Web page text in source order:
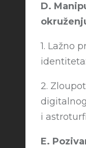
D.
1. Lažno
identiteta:
2.
i
E.